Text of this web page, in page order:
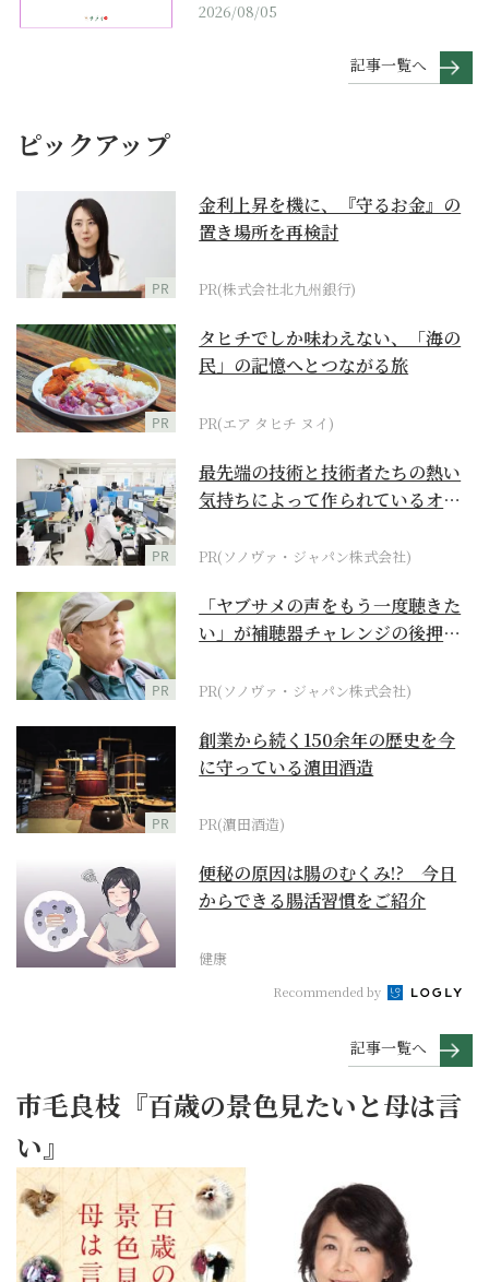
2026/08/05
記事一覧へ
ピックアップ
PR
金利上昇を機に、『守るお金』の
置き場所を再検討
PR(株式会社北九州銀行)
PR
タヒチでしか味わえない、「海の
民」の記憶へとつながる旅
PR(エア タヒチ ヌイ)
PR
最先端の技術と技術者たちの熱い
気持ちによって作られているオー
PR(ソノヴァ・ジャパン株式会社)
PR
「ヤブサメの声をもう一度聴きた
い」が補聴器チャレンジの後押し
PR(ソノヴァ・ジャパン株式会社)
PR
創業から続く150余年の歴史を今
に守っている濵田酒造
PR(濵田酒造)
便秘の原因は腸のむくみ!? 今日
からできる腸活習慣をご紹介
健康
Recommended by
記事一覧へ
市毛良枝『百歳の景色見たいと母は言
い』